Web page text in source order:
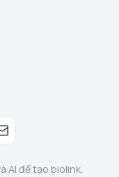
AI để tạo biolink,